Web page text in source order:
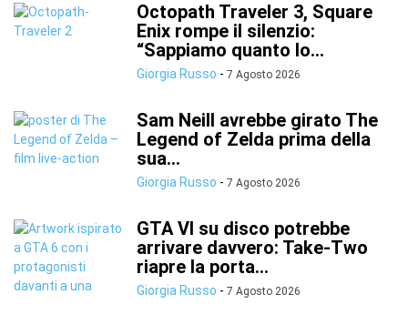
Octopath Traveler 3, Square
Enix rompe il silenzio:
“Sappiamo quanto lo...
Giorgia Russo - 7 Agosto 2026
Sam Neill avrebbe girato The
Legend of Zelda prima della
sua...
Giorgia Russo - 7 Agosto 2026
GTA VI su disco potrebbe
arrivare davvero: Take-Two
riapre la porta...
Giorgia Russo - 7 Agosto 2026